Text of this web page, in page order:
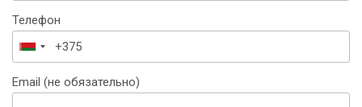
Телефон
Беларусь
+375
Email (не обязательно)